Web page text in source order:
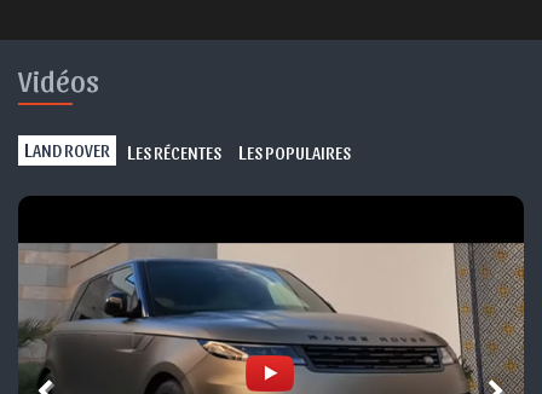
Vidéos
L AND ROVER L ES RÉCENTES L ES POPULAIRES